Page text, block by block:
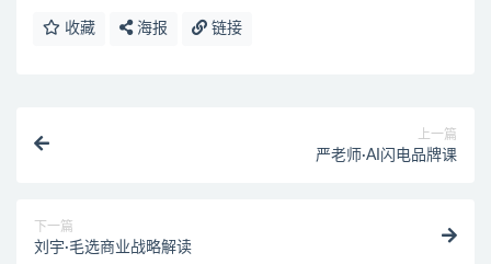
收藏 海报 链接
上一篇
严老师·AI闪电品牌课
下一篇
刘宇·毛选商业战略解读